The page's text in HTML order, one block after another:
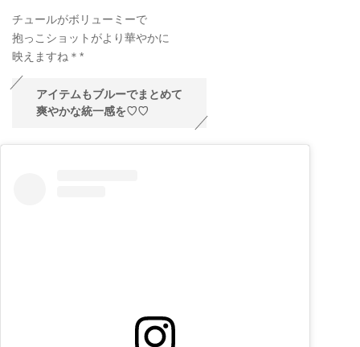
チュールがボリューミーで
抱っこショットがより華やかに
映えますね＊*
アイテムもブルーでまとめて
爽やかな統一感を♡♡